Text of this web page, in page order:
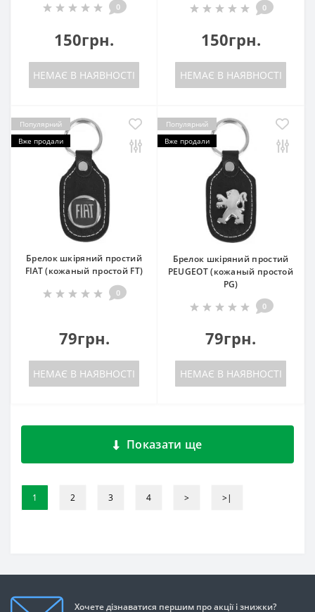
0
150грн.
НЕМАЄ В НАЯВНОСТІ
0
150грн.
НЕМАЄ В НАЯВНОСТІ
Популярний
Вже продали
Брелок шкіряний простий
FIAT (кожаный простой FT)
0
79грн.
НЕМАЄ В НАЯВНОСТІ
Популярний
Вже продали
Брелок шкіряний простий
PEUGEOT (кожаный простой
PG)
0
79грн.
НЕМАЄ В НАЯВНОСТІ
Показати ще
1 2 3 4 > >|
Хочете дізнаватися першим про акції і знижки?